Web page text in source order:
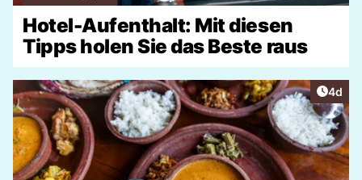
Hotel-Aufenthalt: Mit diesen
Tipps holen Sie das Beste raus
4d